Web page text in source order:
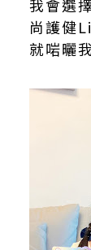
我會選
尚護健
就啱曬